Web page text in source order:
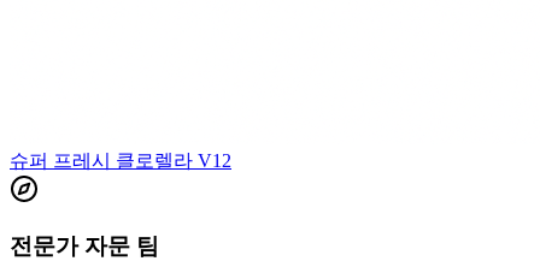
슈퍼 프레시 클로렐라 V12
전문가 자문 팀